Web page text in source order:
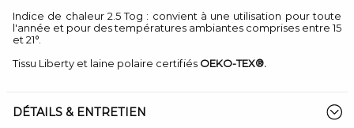
Indice de chaleur 2.5 Tog : convient à une utilisation pour toute
l'année et pour des températures ambiantes comprises entre 15
et 21°.
Tissu Liberty et laine polaire certifiés OEKO-TEX®.
DÉTAILS & ENTRETIEN